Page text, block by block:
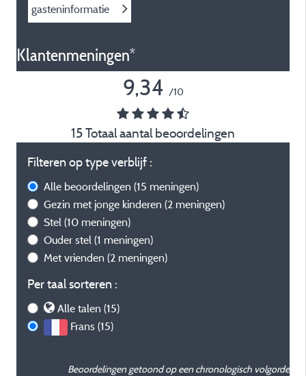
gasteninformatie
Klantenmeningen*
9,34 /10
15 Totaal aantal beoordelingen
Filteren op type verblijf :
Alle beoordelingen (15 meningen)
Gezin met jonge kinderen (2 meningen)
Stel (10 meningen)
Ouder stel (1 meningen)
Met vrienden (2 meningen)
Per taal sorteren :
Alle talen (15)
Frans (15)
Beoordelingen getoond op een chronologisch volgorde